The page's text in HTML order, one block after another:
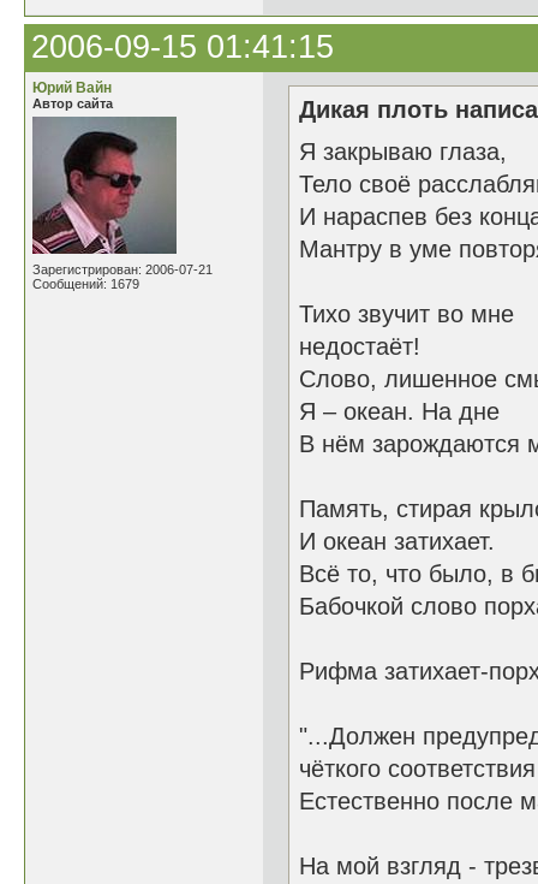
2006-09-15 01:41:15
Юрий Вайн
Автор сайта
Зарегистрирован: 2006-07-21
Сообщений: 1679
Дикая плоть
Я закрываю глаза,
Тело своё
И нараспев без
Мантру в уме
Тихо звучит во
недостаёт!
Слово, лишенное
Я – океан. На дне
В нём зарождаются
Память, стирая
И океан затихает.
Всё то, что было, в
Бабочкой слово
Рифма затихает-
"...Должен
чёткого
Естественно после
На мой взгляд -